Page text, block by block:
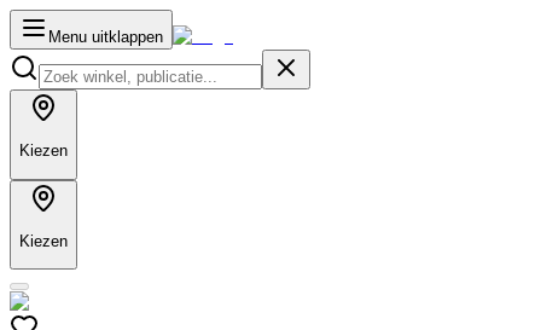
Menu uitklappen
Kiezen
Kiezen